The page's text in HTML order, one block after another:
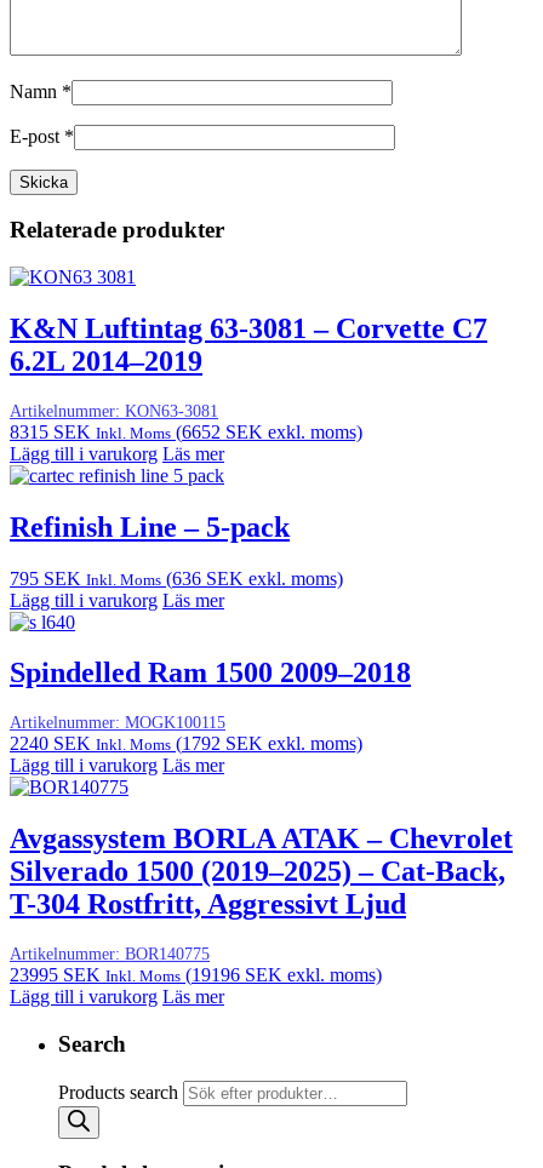
Namn *
E-post *
Relaterade produkter
K&N Luftintag 63-3081 – Corvette C7
6.2L 2014–2019
Artikelnummer: KON63-3081
8315 SEK Inkl. Moms (6652 SEK exkl. moms)
Lägg till i varukorg Läs mer
Refinish Line – 5-pack
795 SEK Inkl. Moms (636 SEK exkl. moms)
Lägg till i varukorg Läs mer
Spindelled Ram 1500 2009–2018
Artikelnummer: MOGK100115
2240 SEK Inkl. Moms (1792 SEK exkl. moms)
Lägg till i varukorg Läs mer
Avgassystem BORLA ATAK – Chevrolet
Silverado 1500 (2019–2025) – Cat-Back,
T-304 Rostfritt, Aggressivt Ljud
Artikelnummer: BOR140775
23995 SEK Inkl. Moms (19196 SEK exkl. moms)
Lägg till i varukorg Läs mer
Search
Products search